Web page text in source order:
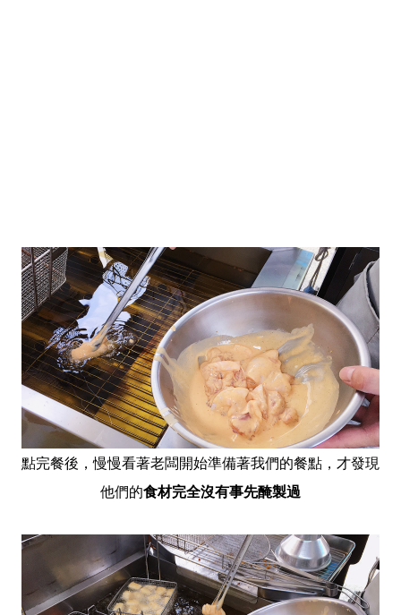
點完餐後，慢慢看著老闆開始準備著我們的餐點，才發現
他們的食材完全沒有事先醃製過